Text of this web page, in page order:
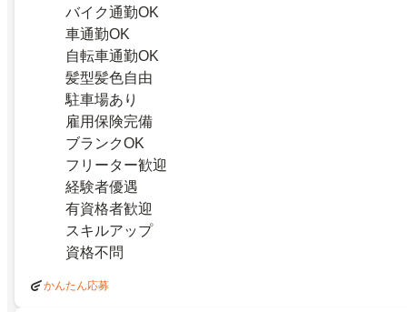
バイク通勤OK
車通勤OK
自転車通勤OK
髪型髪色自由
駐車場あり
雇用保険完備
ブランクOK
フリーター歓迎
経験者優遇
有資格者歓迎
スキルアップ
資格不問
かんたん応募